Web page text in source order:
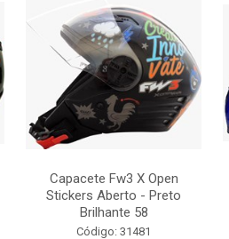
Capacete Fw3 X Open
Stickers Aberto - Preto
Brilhante 58
Código: 31481